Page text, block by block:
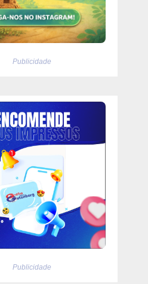
Publicidade
Publicidade